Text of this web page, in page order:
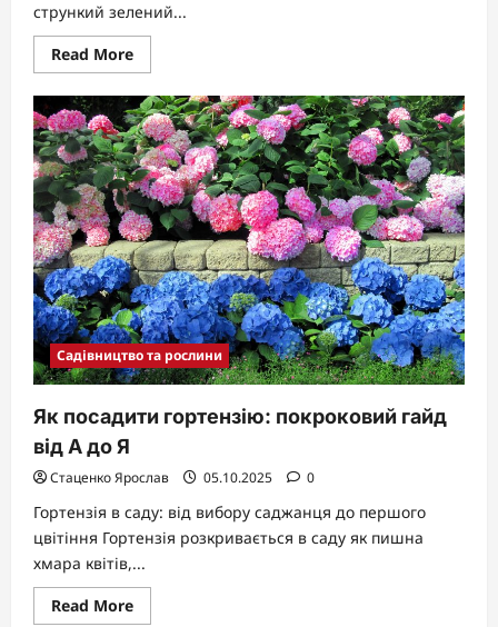
стрункий зелений...
Read MoreRead
more
Як
вирощувати
спаржу:
покроковий
гайд
2025
Садівництво та рослини
Як посадити гортензію: покроковий гайд
від А до Я
Стаценко Ярослав 05.10.2025 0
Гортензія в саду: від вибору саджанця до першого
цвітіння Гортензія розкривається в саду як пишна
хмара квітів,...
Read MoreRead
more